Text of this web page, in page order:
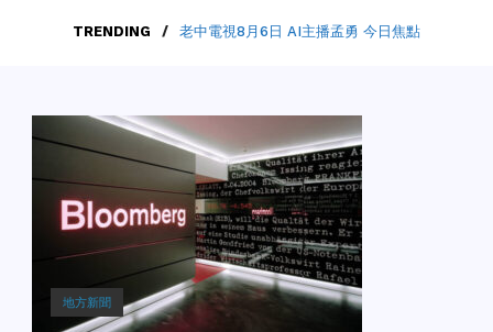
TRENDING / 老中電視8月6日 AI主播孟勇 今日焦點
地方新聞